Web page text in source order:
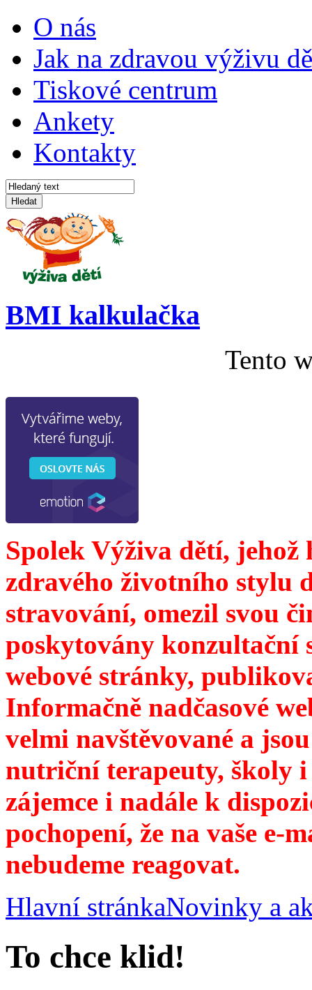
O nás
Jak na zdravou výživu
Tiskové centrum
Ankety
Kontakty
Hledat
BMI kalkulačka
Tento
Spolek Výživa dětí,
zdravého životního stylu
stravování, omezil svou
poskytovány konzultační
webové stránky,
Informačně nadčasové
velmi navštěvované a
nutriční terapeuty, školy
zájemce i nadále k
pochopení, že na vaše e-
nebudeme reagovat.
Hlavní stránkaNovinky a
To chce klid!